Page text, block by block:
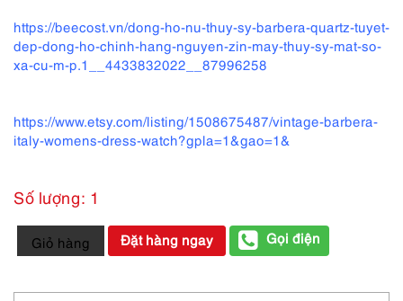
https://beecost.vn/dong-ho-nu-thuy-sy-barbera-quartz-tuyet-
dep-dong-ho-chinh-hang-nguyen-zin-may-thuy-sy-mat-so-
xa-cu-m-p.1__4433832022__87996258
https://www.etsy.com/listing/1508675487/vintage-barbera-
italy-womens-dress-watch?gpla=1&gao=1&
Số lượng: 1
1966-
Đồng
nữ-
Giỏ hàng Đặt hàng ngay Gọi điện